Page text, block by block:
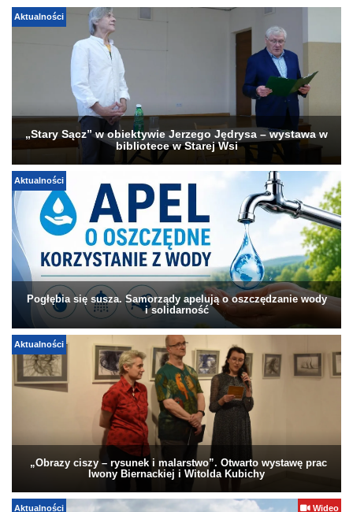
Aktualności
„Stary Sącz” w obiektywie Jerzego Jędrysa – wystawa w
bibliotece w Starej Wsi
Aktualności
Pogłębia się susza. Samorządy apelują o oszczędzanie wody
i solidarność
Aktualności
„Obrazy ciszy – rysunek i malarstwo”. Otwarto wystawę prac
Iwony Biernackiej i Witolda Kubichy